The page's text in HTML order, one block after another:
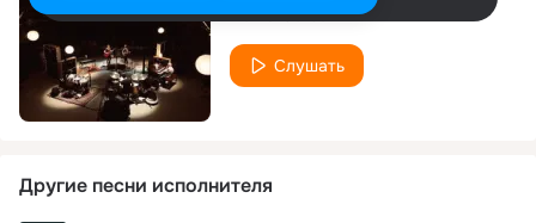
Noir & Gerber
Слушать
Другие песни исполнителя